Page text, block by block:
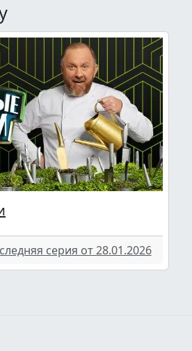
серия от 28.01.2026